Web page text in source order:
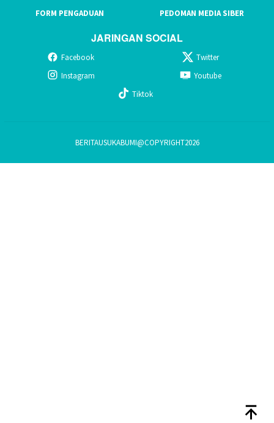
FORM PENGADUAN
PEDOMAN MEDIA SIBER
JARINGAN SOCIAL
Facebook
Twitter
Instagram
Youtube
Tiktok
BERITAUSUKABUMI@COPYRIGHT2026